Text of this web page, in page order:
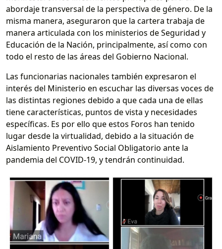
abordaje transversal de la perspectiva de género. De la
misma manera, aseguraron que la cartera trabaja de
manera articulada con los ministerios de Seguridad y
Educación de la Nación, principalmente, así como con
todo el resto de las áreas del Gobierno Nacional.
Las funcionarias nacionales también expresaron el
interés del Ministerio en escuchar las diversas voces de
las distintas regiones debido a que cada una de ellas
tiene características, puntos de vista y necesidades
específicas. Es por ello que estos Foros han tenido
lugar desde la virtualidad, debido a la situación de
Aislamiento Preventivo Social Obligatorio ante la
pandemia del COVID-19, y tendrán continuidad.